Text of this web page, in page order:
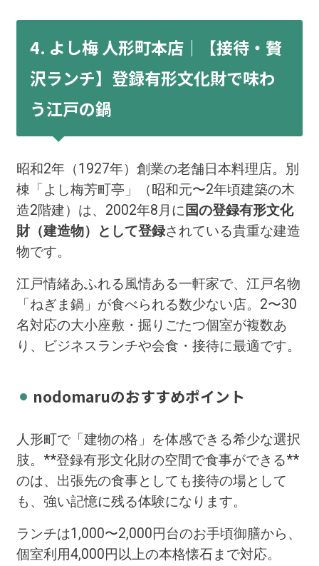
4. よし梅 人形町本店｜【接待・贅
沢ランチ】登録有形文化財で味わ
う江戸の鍋
昭和2年（1927年）創業の老舗日本料理店。別
棟「よし梅芳町亭」（昭和元〜2年頃建築の木
造2階建）は、2002年8月に国の登録有形文化
財（建造物）として登録されている貴重な建造
物です。
江戸情緒あふれる風情ある一軒家で、江戸名物
「ねぎま鍋」が食べられる数少ない店。2〜30
名対応の大小座敷・掘りごたつ個室が複数あ
り、ビジネスランチや会食・接待に最適です。
nodomaruのおすすめポイント
人形町で「建物の格」を体感できる希少な選択
肢。**登録有形文化財の空間で食事ができる**
のは、出張先の食事としても接待の場として
も、強い記憶に残る体験になります。
ランチは1,000〜2,000円台のお手頃御膳から、
個室利用4,000円以上の本格懐石まで対応。